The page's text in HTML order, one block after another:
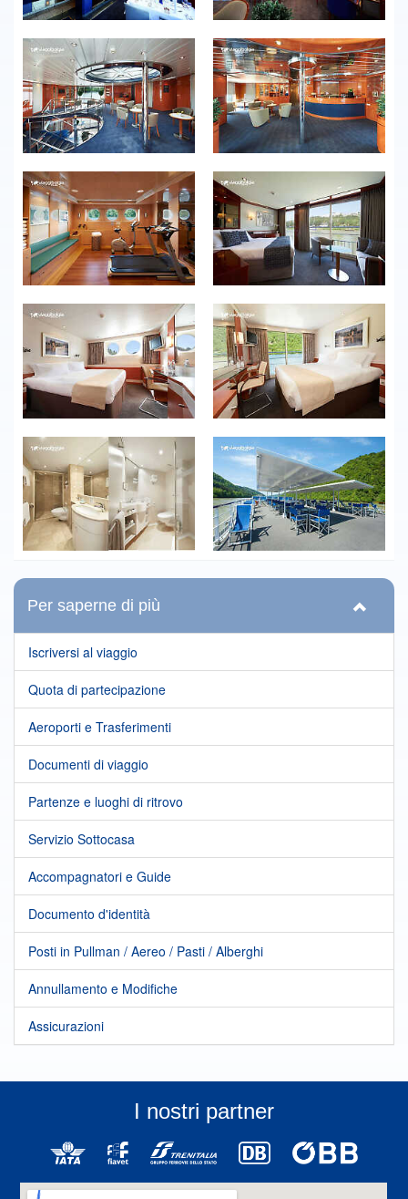
Per saperne di più
Iscriversi al viaggio
Quota di partecipazione
Aeroporti e Trasferimenti
Documenti di viaggio
Partenze e luoghi di ritrovo
Servizio Sottocasa
Accompagnatori e Guide
Documento d'identità
Posti in Pullman / Aereo / Pasti / Alberghi
Annullamento e Modifiche
Assicurazioni
I nostri partner